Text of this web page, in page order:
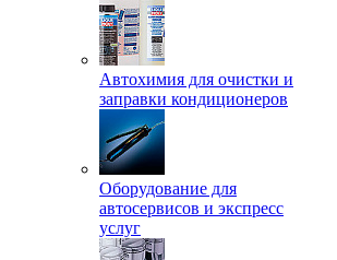
Автохимия для очистки и
заправки кондиционеров
Оборудование для
автосервисов и экспресс
услуг